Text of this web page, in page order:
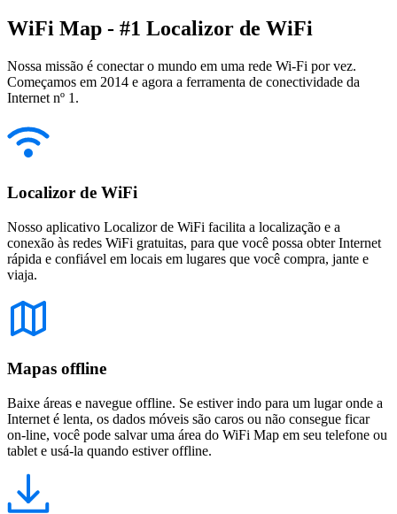
WiFi Map - #1 Localizor de WiFi
Nossa missão é conectar o mundo em uma rede Wi-Fi por vez.
Começamos em 2014 e agora a ferramenta de conectividade da
Internet nº 1.
Localizor de WiFi
Nosso aplicativo Localizor de WiFi facilita a localização e a
conexão às redes WiFi gratuitas, para que você possa obter Internet
rápida e confiável em locais em lugares que você compra, jante e
viaja.
Mapas offline
Baixe áreas e navegue offline. Se estiver indo para um lugar onde a
Internet é lenta, os dados móveis são caros ou não consegue ficar
on-line, você pode salvar uma área do WiFi Map em seu telefone ou
tablet e usá-la quando estiver offline.